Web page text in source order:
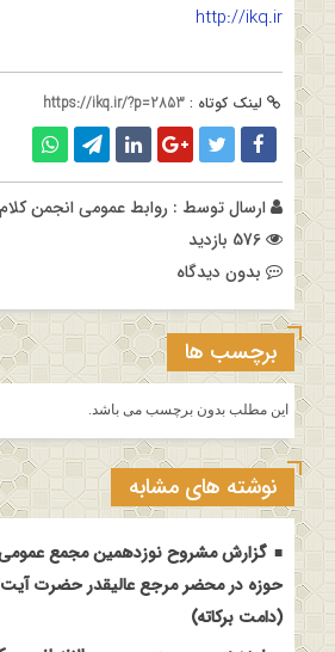
http://ikq.ir
لینک کوتاه : https://ikq.ir/?p=2853
ارسال توسط : روابط عمومی انجمن
بدون دیدگاه
برچسب ها
این مطلب بدون برچسب می باشد.
نوشته های مشابه
گزارش مشروح نوزدهمین مجمع عمومی
حوزه در محضر مرجع عالیقدر حضرت
(دامت برکاته)